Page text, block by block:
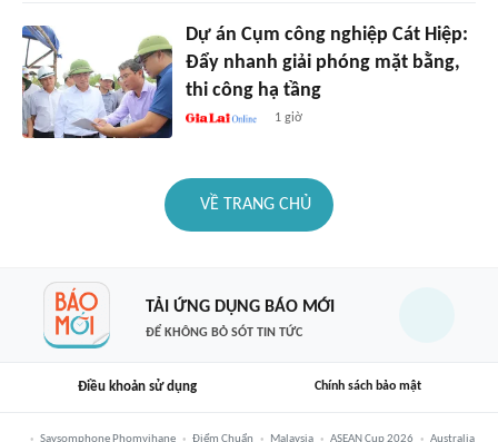
Dự án Cụm công nghiệp Cát Hiệp:
Đẩy nhanh giải phóng mặt bằng,
thi công hạ tầng
1 giờ
VỀ TRANG CHỦ
TẢI ỨNG DỤNG BÁO MỚI
ĐỂ KHÔNG BỎ SÓT TIN TỨC
Điều khoản sử dụng Chính sách bảo mật
Saysomphone Phomvihane Điểm Chuẩn Malaysia ASEAN Cup 2026 Australia